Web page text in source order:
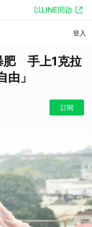
以LINE開啟
登入
肥 手上1克拉
」
訂閱